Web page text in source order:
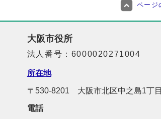
ページ
大阪市役所
法人番号：6000020271004
所在地
〒530-8201 大阪市北区中之島1丁
電話